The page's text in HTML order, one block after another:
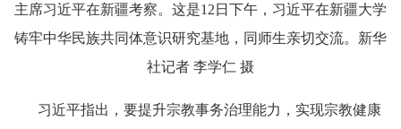
主席习近平在新疆考察。这是12日下午，习近平在新疆大学
铸牢中华民族共同体意识研究基地，同师生亲切交流。新华
社记者 李学仁 摄
习近平指出，要提升宗教事务治理能力，实现宗教健康